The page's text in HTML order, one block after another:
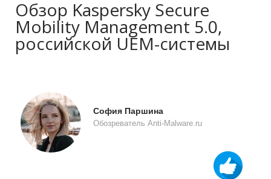
Обзор Kaspersky Secure
Mobility Management 5.0,
российской UEM-системы
София Паршина
Обозреватель Anti-Malware.ru